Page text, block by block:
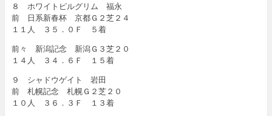
８ ホワイトピルグリム 福永
前 日系新春杯 京都Ｇ２芝２４
１１人 ３５．０Ｆ ５着
前々 新潟記念 新潟Ｇ３芝２０
１４人 ３４．６Ｆ １５着
９ シャドウゲイト 岩田
前 札幌記念 札幌Ｇ２芝２０
１０人 ３６．３Ｆ １３着